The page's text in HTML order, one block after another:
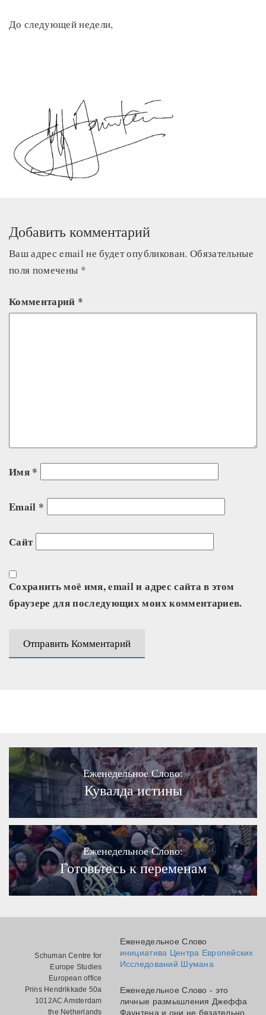
До следующей недели,
Добавить комментарий
Ваш адрес email не будет опубликован. Обязательные
поля помечены *
Комментарий *
Имя *
Email *
Сайт
Сохранить моё имя, email и адрес сайта в этом
браузере для последующих моих комментариев.
Еженедельное Слово:
Кувалда истины
Еженедельное Слово:
Готовьтесь к переменам
Schuman Centre for
Europe Studies
European office
Prins Hendrikkade 50a
1012AC Amsterdam
the Netherlands
Еженедельное Слово
инициатива Центра Европейских
Исследований Шумана
Еженедельное Слово - это
личные размышления Джеффа
Фаунтена и они не бязательно